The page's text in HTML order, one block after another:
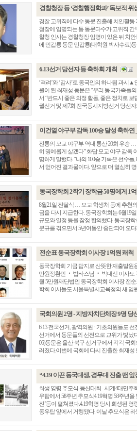
총동창회 소식
모교 소식
언론에 비친 동국
동창회보
포토뉴스
영상갤러리
동문동정
동국의 창
경조사
이달의 시
경찰청장 등 ‘경찰행정학과’ 독보적 위
경찰 고위직에 다수 동문 진출해 치안활
청장에 임명되는 등 동문다수가 고위직
찰청 인사는 경찰청장 임명이 있은 뒤 치
에 민갑룡 동문 민갑룡(대학원 박사수료)동
6.13선거 당선자 등 축하회 개최
‘격려’와 ‘감사’로 동국인의 하나됨 과시
원이 된 최재성 동문은 “우리 동국가족들
서 “반드시 좋은 의정 활동, 좋은 정치로
궐선거 및 제7회 전국동시지방선거 당선
이건열 야구부 감독 100승 달성 축하연
전통의 모교 야구부 역대 통산 20회 우승
히 명예롭게 살겠다” 화답 모교 야구 감독
명하게 말했다. “나의 100승 기록은 선수
서 얻어진 결과물이다. 앞으로 더 열심히
동국장학회 2학기 장학금 50명에게 1
8월21일 전달식 … 모교 학생처 등에 추천
금을 다시 지급한다. 동국장학회는 6월19
규모와 일정 등을 잠정 합의했다. 동국장
분규를 겪으면서 5년여동안 중단되어 오
전순표 동국장학회 이사장 1억원 쾌척
동국장학회 기금 답지로 산뜻한 재출발
만원정환민 ‧ 법타스님 ‧ 박대신 이사도
월 5만원재단법인 동국장학회 이사장 전
학회 이사들도 서울특별시교육청의 새 임
국회의원 2명 - 지방자치단체장 9명 당
6.13 전국선거, 광역의원 · 기초의원들도
선거에서 동문들의 선전으로 교위가 빛났
06)동문은 울산 북구 선거구에서 각각 국
러졌다.이번에 국회에 다시 진출한 최재성
“4.19 이끈 동국대생, 경무대 진출 맨 앞
희생 영령 추모식·등산대회 · 세계4대민
우탑에서 58주년 추모식4.19혁명 58주년
진’등이 펼쳐졌다.4.19혁명 당시 희생된
동우탑 앞에서 거행됐다. 이날 추모식은